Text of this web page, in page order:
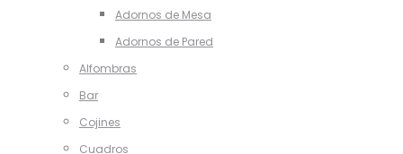
Adornos de Mesa
Adornos de Pared
Alfombras
Bar
Cojines
Cuadros